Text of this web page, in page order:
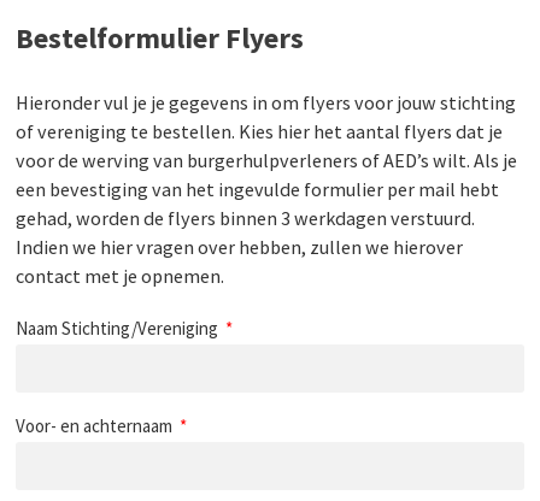
Bestelformulier Flyers
Hieronder vul je je gegevens in om flyers voor jouw stichting
of vereniging te bestellen. Kies hier het aantal flyers dat je
voor de werving van burgerhulpverleners of AED’s wilt. Als je
een bevestiging van het ingevulde formulier per mail hebt
gehad, worden de flyers binnen 3 werkdagen verstuurd.
Indien we hier vragen over hebben, zullen we hierover
contact met je opnemen.
Naam Stichting/Vereniging
Voor- en achternaam